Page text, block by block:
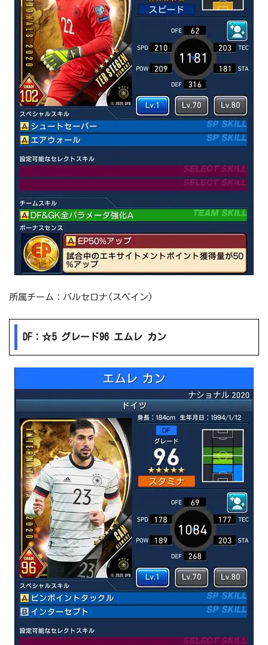
所属チーム：バルセロナ(スペイン)
DF：☆5 グレード96 エムレ カン